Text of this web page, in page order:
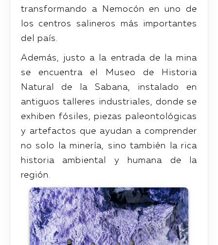
transformando a Nemocón en uno de
los centros salineros más importantes
del país.
Además, justo a la entrada de la mina
se encuentra el Museo de Historia
Natural de la Sabana, instalado en
antiguos talleres industriales, donde se
exhiben fósiles, piezas paleontológicas
y artefactos que ayudan a comprender
no solo la minería, sino también la rica
historia ambiental y humana de la
región.